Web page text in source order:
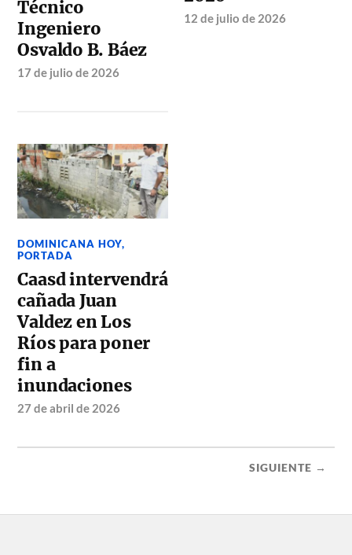
Técnico
Ingeniero
Osvaldo B. Báez
17 de julio de 2026
12 de julio de 2026
DOMINICANA HOY,
PORTADA
Caasd intervendrá
cañada Juan
Valdez en Los
Ríos para poner
fin a
inundaciones
27 de abril de 2026
SIGUIENTE →